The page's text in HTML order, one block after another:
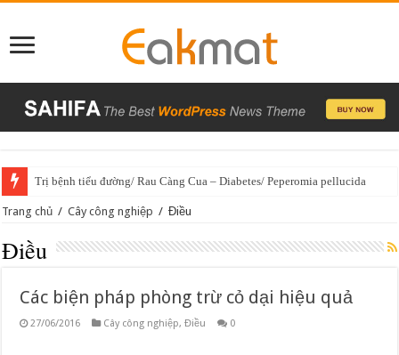
Trị bệnh tiểu đường/ Rau Càng Cua – Diabetes/ Peperomia pellucida
Trang chủ / Cây công nghiệp / Điều
Điều
Các biện pháp phòng trừ cỏ dại hiệu quả
27/06/2016 Cây công nghiệp,Điều 0